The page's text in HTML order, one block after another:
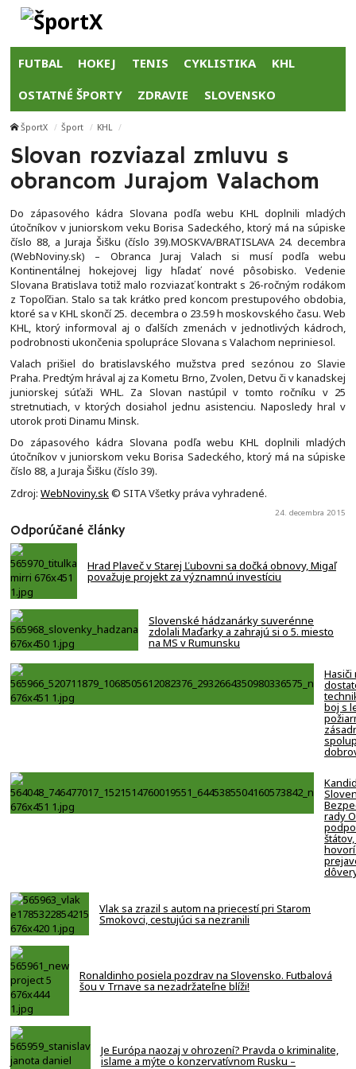
FUTBAL HOKEJ TENIS CYKLISTIKA KHL
OSTATNÉ ŠPORTY ZDRAVIE SLOVENSKO
ŠportX Šport KHL
Slovan rozviazal zmluvu s
obrancom Jurajom Valachom
Do zápasového kádra Slovana podľa webu KHL doplnili mladých
útočníkov v juniorskom veku Borisa Sadeckého, ktorý má na súpiske
číslo 88, a Juraja Šišku (číslo 39).MOSKVA/BRATISLAVA 24. decembra
(WebNoviny.sk) – Obranca Juraj Valach si musí podľa webu
Kontinentálnej hokejovej ligy hľadať nové pôsobisko. Vedenie
Slovana Bratislava totiž malo rozviazať kontrakt s 26-ročným rodákom
z Topoľčian. Stalo sa tak krátko pred koncom prestupového obdobia,
ktoré sa v KHL skončí 25. decembra o 23.59 h moskovského času. Web
KHL, ktorý informoval aj o ďalších zmenách v jednotlivých kádroch,
podrobnosti ukončenia spolupráce Slovana s Valachom nepriniesol.
Valach prišiel do bratislavského mužstva pred sezónou zo Slavie
Praha. Predtým hrával aj za Kometu Brno, Zvolen, Detvu či v kanadskej
juniorskej súťaži WHL. Za Slovan nastúpil v tomto ročníku v 25
stretnutiach, v ktorých dosiahol jednu asistenciu. Naposledy hral v
utorok proti Dinamu Minsk.
Do zápasového kádra Slovana podľa webu KHL doplnili mladých
útočníkov v juniorskom veku Borisa Sadeckého, ktorý má na súpiske
číslo 88, a Juraja Šišku (číslo 39).
Zdroj: WebNoviny.sk© SITA Všetky práva vyhradené.
24. decembra 2015
Odporúčané články
Hrad Plaveč v Starej Ľubovni sa dočká obnovy, Migaľ
považuje projekt za významnú investíciu
Slovenské hádzanárky suverénne
zdolali Maďarky a zahrajú si o 5. miesto
na MS v Rumunsku
Hasiči
boj s
rady
Vlak sa zrazil s autom na priecestí pri Starom
Smokovci, cestujúci sa nezranili
Ronaldinho posiela pozdrav na Slovensko. Futbalová
šou v Trnave sa nezadržateľne blíži!
Je Európa naozaj v ohrození? Pravda o kriminalite,
islame a mýte o konzervatívnom Rusku –